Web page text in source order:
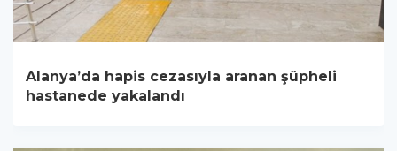
Alanya’da hapis cezasıyla aranan şüpheli
hastanede yakalandı